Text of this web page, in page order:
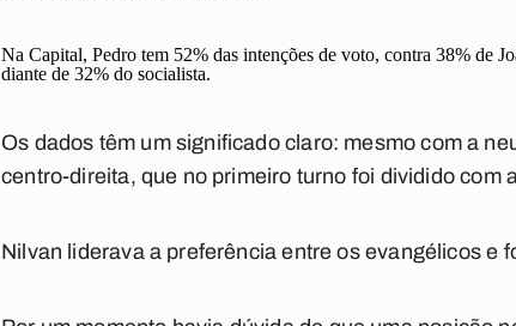
Na Capital, Pedro tem 52% das intenções de voto, contra 38% de
diante de 32% do socialista.
Os dados têm um significado claro: mesmo com a
centro-direita, que no primeiro turno foi dividido com
Nilvan liderava a preferência entre os evangélicos e